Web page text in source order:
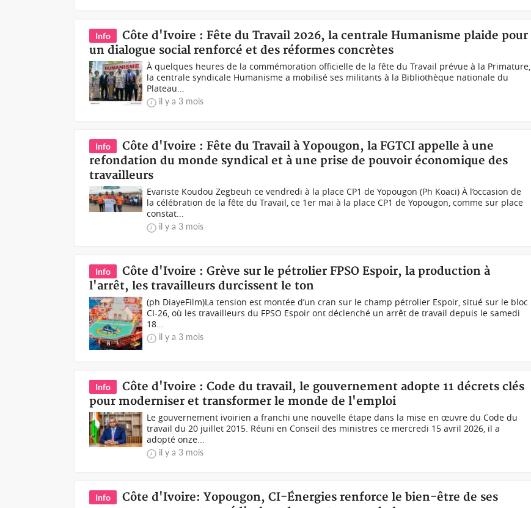
Info
Côte d'Ivoire : Fête du Travail 2026, la centrale Humanisme plaide pour
un dialogue social renforcé et des réformes concrètes
À quelques heures de la commémoration officielle de la fête du Travail prévue à la Primature,
la centrale syndicale Humanisme a mobilisé ses militants à la Bibliothèque nationale du
Plateau...
il y a 3 mois
Info
Côte d'Ivoire : Fête du Travail à Yopougon, la FGTCI appelle à une
refondation du monde syndical et à une prise de pouvoir économique des
travailleurs
Evariste Koudou Zegbeuh ce vendredi à la place CP1 de Yopougon (Ph Koaci) À l’occasion de
la célébration de la fête du Travail, ce 1er mai à la place CP1 de Yopougon, comme sur place
constat...
il y a 3 mois
Info
Côte d'Ivoire : Grève sur le pétrolier FPSO Espoir, la production à
l'arrêt, les travailleurs durcissent le ton
(ph DiayeFilm)La tension est montée d’un cran sur le champ pétrolier Espoir, situé sur le bloc
CI-26, où les travailleurs du FPSO Espoir ont déclenché un arrêt de travail depuis le samedi
18...
il y a 3 mois
Info
Côte d'Ivoire : Code du travail, le gouvernement adopte 11 décrets clés
pour moderniser et transformer le monde de l'emploi
Le gouvernement ivoirien a franchi une nouvelle étape dans la mise en œuvre du Code du
travail du 20 juillet 2015. Réuni en Conseil des ministres ce mercredi 15 avril 2026, il a
adopté onze...
il y a 3 mois
Info
Côte d'Ivoire: Yopougon, CI-Énergies renforce le bien-être de ses